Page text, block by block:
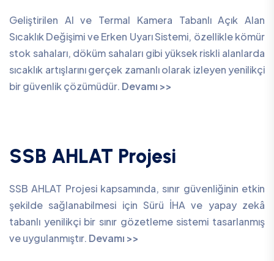
Geliştirilen AI ve Termal Kamera Tabanlı Açık Alan
Sıcaklık Değişimi ve Erken Uyarı Sistemi, özellikle kömür
stok sahaları, döküm sahaları gibi yüksek riskli alanlarda
sıcaklık artışlarını gerçek zamanlı olarak izleyen yenilikçi
bir güvenlik çözümüdür. Devamı >>
SSB AHLAT Projesi
SSB AHLAT Projesi kapsamında, sınır güvenliğinin etkin
şekilde sağlanabilmesi için Sürü İHA ve yapay zekâ
tabanlı yenilikçi bir sınır gözetleme sistemi tasarlanmış
ve uygulanmıştır. Devamı >>